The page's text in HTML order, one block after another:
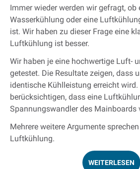
Immer wieder werden wir gefragt, ob
Wasserkühlung oder eine
ist. Wir haben zu dieser Frage eine
Luftkühlung ist besser.
Wir haben je eine hochwertige Luft-
getestet. Die Resultate zeigen, dass
identische Kühlleistung erreicht
berücksichtigen, dass eine
Spannungswandler des Mainboards
Mehrere weitere Argumente
Luftkühlung.
WEITERLESEN